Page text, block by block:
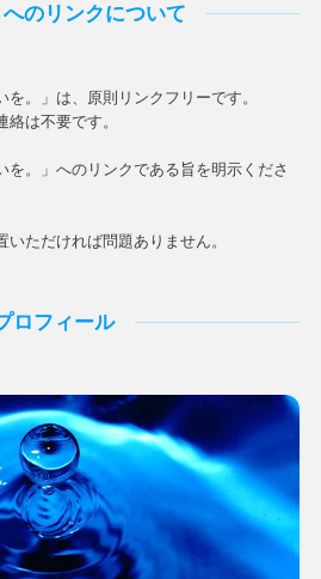
のリンクについて
を。」は、原則リンクフリーです。
は不要です。
を。」へのリンクである旨を明示くださ
ただければ問題ありません。
ロフィール